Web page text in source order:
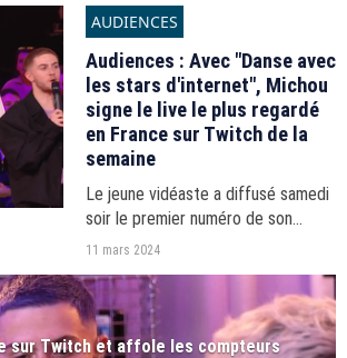
première chaîne.
AUDIENCES
Audiences : Avec "Danse avec
les stars d'internet", Michou
signe le live le plus regardé
en France sur Twitch de la
semaine
Le jeune vidéaste a diffusé samedi
soir le premier numéro de son
adaptation de "Danse avec les
web.
11 mars 2024
sur Twitch et affole les compteurs